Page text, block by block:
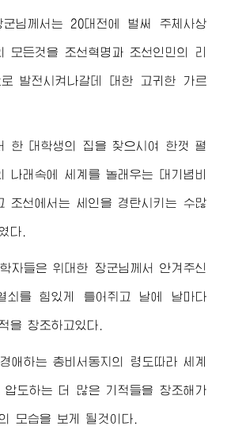
군님께서는 20대전에 벌써 주체사상
모든것을 조선혁명과 조선인민의 리
발전시켜나갈데 대한 고귀한 가르
한 대학생의 집을 찾으시여 한껏 펼
나래속에 세계를 놀래우는 대기념비
조선에서는 세인을 경탄시키는 수많
다.
자들은위대한 장군님께서 안겨주신
쇠를 힘있게 틀어쥐고 날에 날마다
을 창조하고있다.
경애하는 총비서동지의 령도따라 세계
도하는 더 많은 기적들을 창조해가
모습을 보게 될것이다.